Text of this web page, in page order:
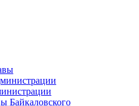
Байкаловского